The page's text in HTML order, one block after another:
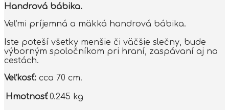
Handrová bábika.
Veľmi príjemná a mäkká handrová bábika.
Iste poteší všetky menšie či väčšie slečny, bude
výborným spoločníkom pri hraní, zaspávaní aj na
cestách.
Veľkosť: cca 70 cm.
Hmotnosť 0.245 kg